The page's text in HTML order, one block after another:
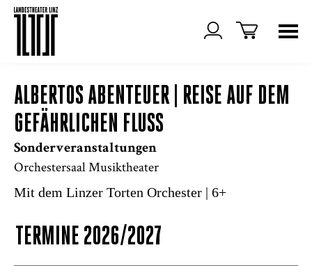
ALBERTOS ABENTEUER | REISE AUF DEM
GEFÄHRLICHEN FLUSS
Sonderveranstaltungen
Orchestersaal Musiktheater
Mit dem Linzer Torten Orchester | 6+
TERMINE 2026/2027